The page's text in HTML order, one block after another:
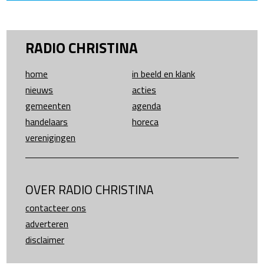
RADIO CHRISTINA
home
in beeld en klank
nieuws
acties
gemeenten
agenda
handelaars
horeca
verenigingen
OVER RADIO CHRISTINA
contacteer ons
adverteren
disclaimer